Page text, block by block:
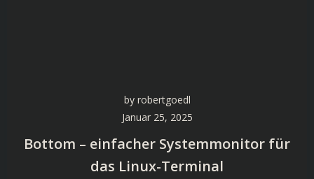
by robertgoedl
Januar 25, 2025
Bottom – einfacher Systemmonitor für
das Linux-Terminal